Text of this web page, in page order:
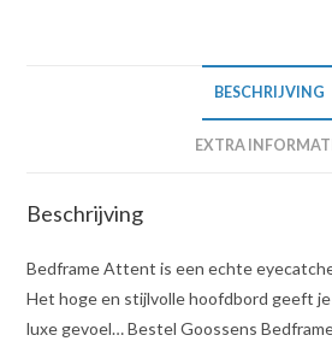
BESCHRIJVING
EXTRA
Beschrijving
Bedframe Attent is een echte
Het hoge en stijlvolle hoofdbord geeft
luxe gevoel… Bestel Goossens